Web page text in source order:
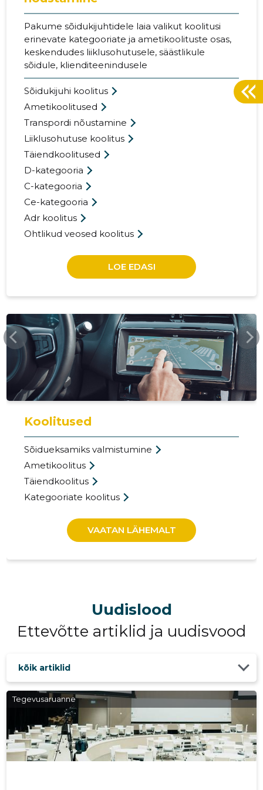
Pakume sõidukijuhtidele laia valikut koolitusi
erinevate kategooriate ja ametikoolituste osas,
keskendudes liiklusohutusele, säästlikule
sõidule, klienditeenindusele
Sõidukijuhi koolitus
Ametikoolitused
Transpordi nõustamine
Liiklusohutuse koolitus
Täiendkoolitused
D-kategooria
C-kategooria
Ce-kategooria
Adr koolitus
Ohtlikud veosed koolitus
LOE EDASI
PROFDRIVER.EE
Koolitused
Sõidueksamiks valmistumine
Ametikoolitus
Täiendkoolitus
Kategooriate koolitus
VAATAN LÄHEMALT
Uudislood
Ettevõtte artiklid ja uudisvood
kõik artiklid
Tegevusaruanne